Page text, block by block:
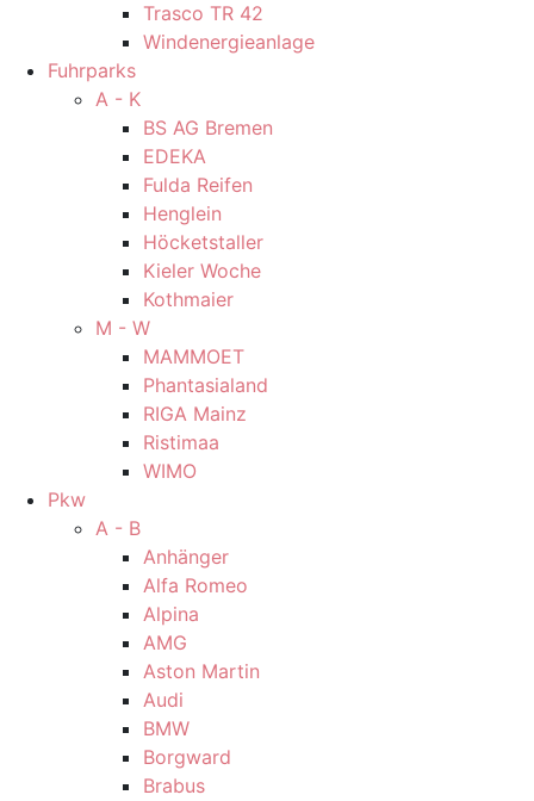
Trasco TR 42
Windenergieanlage
Fuhrparks
A - K
BS AG Bremen
EDEKA
Fulda Reifen
Henglein
Höcketstaller
Kieler Woche
Kothmaier
M - W
MAMMOET
Phantasialand
RIGA Mainz
Ristimaa
WIMO
Pkw
A - B
Anhänger
Alfa Romeo
Alpina
AMG
Aston Martin
Audi
BMW
Borgward
Brabus